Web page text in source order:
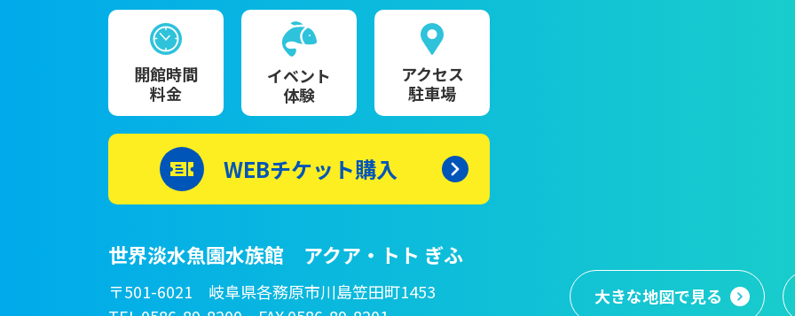
開館時間
料金
イベント
体験
アクセス
駐車場
WEBチケット購入
世界淡水魚園水族館 アクア・トト ぎふ
〒501-6021 岐阜県各務原市川島笠田町1453
大きな地図で見る